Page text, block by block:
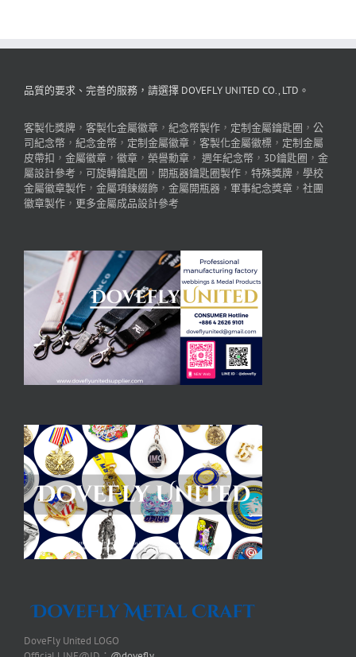
品質的要求、完善的服務，請選擇 DOVEFLY UNITED CO., LTD。
客製化獎牌 ， 客製化金屬徽章 ， 紀念幣製作 ， 定制金屬鑰匙圈 ， 公
司紀念幣 ， 紀念金幣 ， 定制金屬徽章 ， 客製化金屬徽標 ， 定制金屬
皮帶扣 ， 金屬徽章 ， 徽章 ， 榮譽勳章 ， 週年紀念幣 ， 3D鑰匙圈 ， 金
屬設計參考 ， 可旋轉鑰匙圈 ， 開瓶器鑰匙圈製作 ， 特殊獎牌 ， 學校
金屬徽章製作 ， 金屬項鍊綴飾 ， 金屬開瓶器 ， 軍事紀念獎章 ， 社團
徽章製作 ， 更多金屬成品設計參考
DoveFly United LOGO